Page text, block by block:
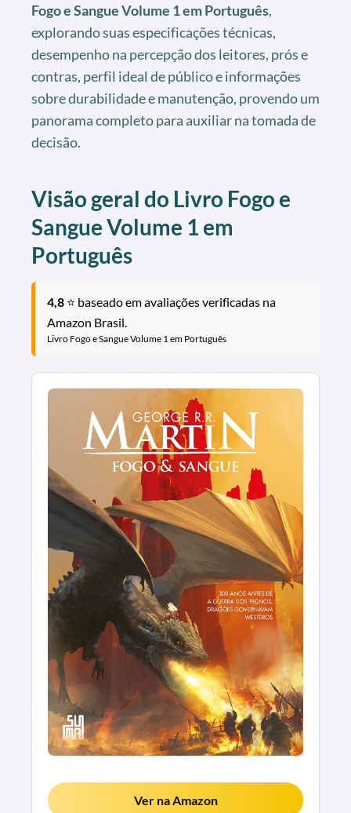
Fogo e Sangue Volume 1 em Português,
explorando suas especificações técnicas,
desempenho na percepção dos leitores, prós e
contras, perfil ideal de público e informações
sobre durabilidade e manutenção, provendo um
panorama completo para auxiliar na tomada de
decisão.
Visão geral do Livro Fogo e
Sangue Volume 1 em
Português
4,8 ⭐ baseado em avaliações verificadas na
Amazon Brasil.
Livro Fogo e Sangue Volume 1 em Português
Ver na Amazon